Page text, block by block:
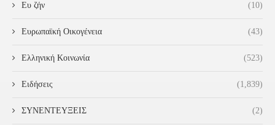
Ευ ζήν (10)
Ευρωπαϊκή Οικογένεια (43)
Ελληνική Κοινωνία (523)
Ειδήσεις (1,839)
ΣΥΝΕΝΤΕΥΞΕΙΣ (2)